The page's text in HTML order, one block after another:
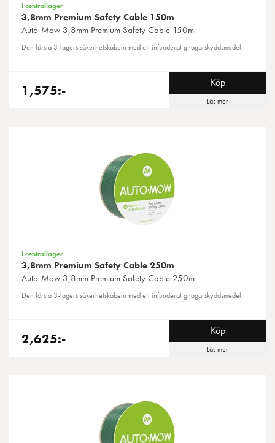
I centrallager
3,8mm Premium Safety Cable 150m
Auto-Mow 3,8mm Premium Safety Cable 150m
Den första 3-lagers säkerhetskabeln med ett infunderat gnagarskyddsmedel.
1,575:- Köp
Läs mer
I centrallager
3,8mm Premium Safety Cable 250m
Auto-Mow 3,8mm Premium Safety Cable 250m
Den första 3-lagers säkerhetskabeln med ett infunderat gnagarskyddsmedel.
2,625:- Köp
Läs mer